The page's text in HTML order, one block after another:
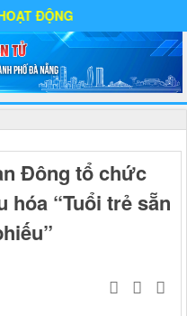
Đông tổ chức
“Tuổi trẻ sẵn